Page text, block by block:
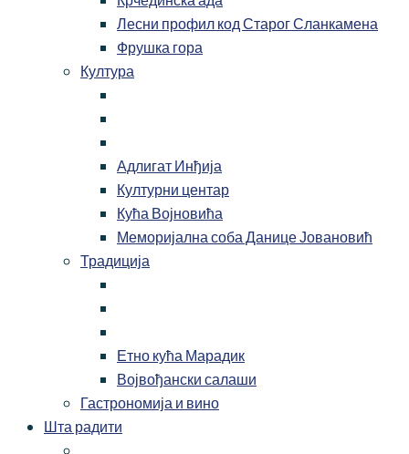
Лесни профил код Старог Сланкамена
Фрушка гора
Култура
Адлигат Инђија
Културни центар
Кућа Војновића
Меморијална соба Данице Јовановић
Традиција
Етно кућа Марадик
Војвођански салаши
Гастрономија и вино
Шта радити